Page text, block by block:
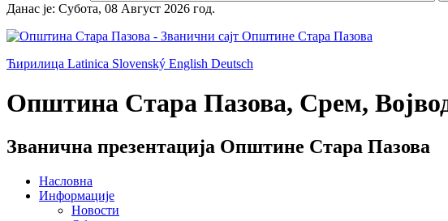
Данас је: Субота, 08 Август 2026 год.
Ћирилица Latinica Slovenský English Deutsch
Општина Стара Пазова, Срем,
Званична презентација Општине Стара Пазова
Насловна
Информације
Новости